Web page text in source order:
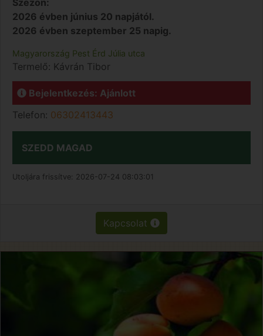
Szezon:
2026 évben június 20 napjától.
2026 évben szeptember 25 napig.
Magyarország Pest Érd Júlia utca
Termelő: Kávrán Tibor
Bejelentkezés: Ajánlott
Telefon: 06302413443
SZEDD MAGAD
Utoljára frissítve: 2026-07-24 08:03:01
Kapcsolat